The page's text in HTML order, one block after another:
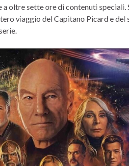
a oltre sette ore di contenuti
viaggio del Capitano Picard e